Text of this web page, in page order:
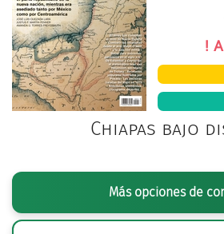
!
Chiapas bajo
Más opciones de